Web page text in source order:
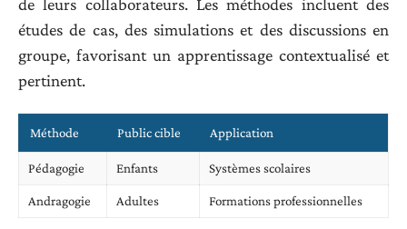
de leurs collaborateurs. Les méthodes incluent des
études de cas, des simulations et des discussions en
groupe, favorisant un apprentissage contextualisé et
pertinent.
Méthode Public cible Application
Pédagogie Enfants Systèmes scolaires
Andragogie Adultes Formations professionnelles